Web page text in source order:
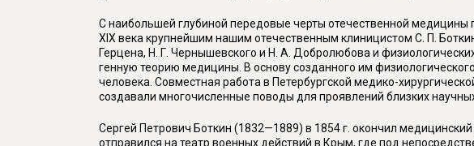
С наибольшей глубиной передовые черты отечественной медицины
XIX века крупнейшим нашим отечественным клиницистом С. П.
Герцена, Н. Г. Чернышевского и Н. А. Добролюбова и
генную теорию медицины. В основу созданного им
человека. Совместная работа в Петербургской медико-
создавали многочисленные поводы для проявлений близких
Сергей Петрович Боткин (1832—1889) в 1854 г. окончил
отправился на театр военных действий в Крым, где под